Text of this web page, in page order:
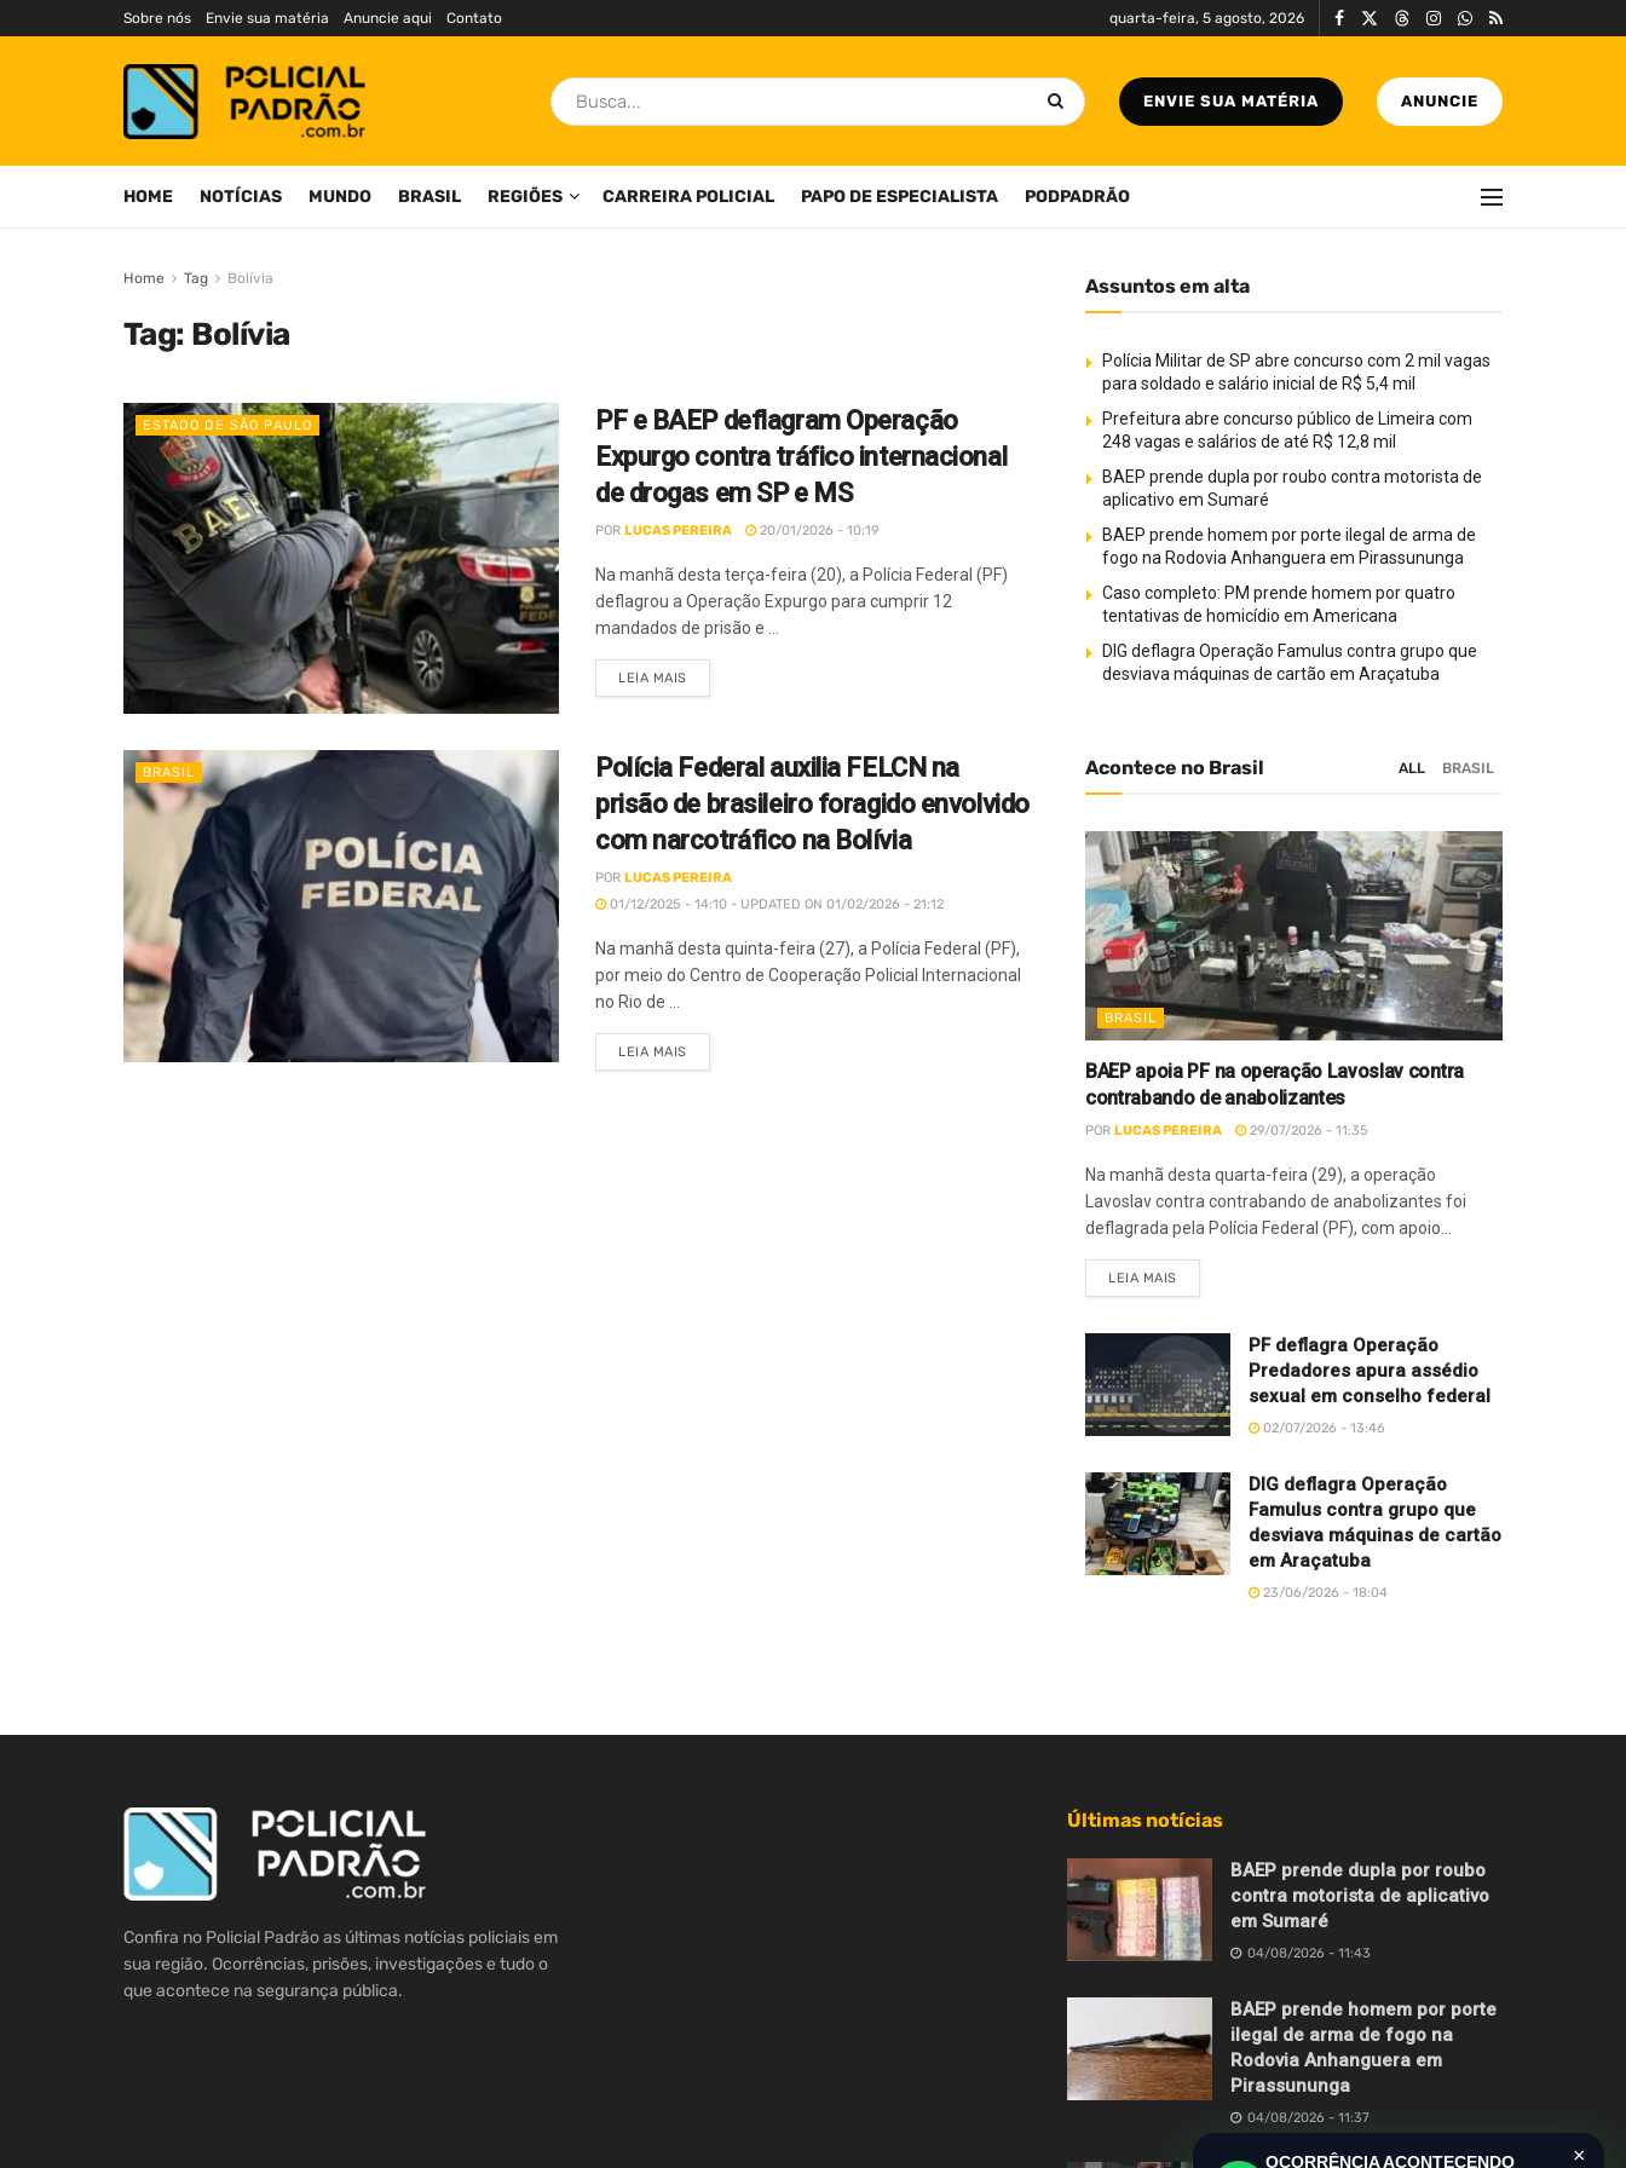
Sobre nós Envie sua matéria Anuncie aqui Contato quarta-feira, 5 agosto, 2026
ENVIE SUA MATÉRIA ANUNCIE
HOME NOTÍCIAS MUNDO BRASIL REGIÕES CARREIRA POLICIAL PAPO DE ESPECIALISTA PODPADRÃO
Home Tag Bolívia
Tag: Bolívia
ESTADO DE SÃO PAULO
PF e BAEP deflagram Operação
Expurgo contra tráfico internacional
de drogas em SP e MS
POR LUCAS PEREIRA 20/01/2026 - 10:19
Na manhã desta terça-feira (20), a Polícia Federal (PF)
deflagrou a Operação Expurgo para cumprir 12
mandados de prisão e ...
LEIA MAIS
BRASIL
Polícia Federal auxilia FELCN na
prisão de brasileiro foragido envolvido
com narcotráfico na Bolívia
POR LUCAS PEREIRA
01/12/2025 - 14:10 - UPDATED ON 01/02/2026 - 21:12
Na manhã desta quinta-feira (27), a Polícia Federal (PF),
por meio do Centro de Cooperação Policial Internacional
no Rio de ...
LEIA MAIS
Assuntos em alta
Polícia Militar de SP abre concurso com 2 mil vagas
para soldado e salário inicial de R$ 5,4 mil
Prefeitura abre concurso público de Limeira com
248 vagas e salários de até R$ 12,8 mil
BAEP prende dupla por roubo contra motorista de
aplicativo em Sumaré
BAEP prende homem por porte ilegal de arma de
fogo na Rodovia Anhanguera em Pirassununga
Caso completo: PM prende homem por quatro
tentativas de homicídio em Americana
DIG deflagra Operação Famulus contra grupo que
desviava máquinas de cartão em Araçatuba
Acontece no Brasil ALL BRASIL
BRASIL
BAEP apoia PF na operação Lavoslav contra
contrabando de anabolizantes
POR LUCAS PEREIRA 29/07/2026 - 11:35
Na manhã desta quarta-feira (29), a operação
Lavoslav contra contrabando de anabolizantes foi
deflagrada pela Polícia Federal (PF), com apoio...
LEIA MAIS
PF deflagra Operação
Predadores apura assédio
sexual em conselho federal
02/07/2026 - 13:46
DIG deflagra Operação
Famulus contra grupo que
desviava máquinas de cartão
em Araçatuba
23/06/2026 - 18:04
Confira no Policial Padrão as últimas notícias policiais em
sua região. Ocorrências, prisões, investigações e tudo o
que acontece na segurança pública.
Últimas notícias
BAEP prende dupla por roubo
contra motorista de aplicativo
em Sumaré
04/08/2026 - 11:43
BAEP prende homem por porte
ilegal de arma de fogo na
Rodovia Anhanguera em
Pirassununga
04/08/2026 - 11:37
×
OCORRÊNCIA ACONTECENDO